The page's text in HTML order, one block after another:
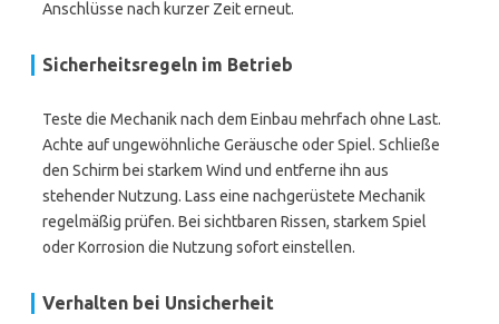
Anschlüsse nach kurzer Zeit erneut.
Sicherheitsregeln im Betrieb
Teste die Mechanik nach dem Einbau mehrfach ohne Last.
Achte auf ungewöhnliche Geräusche oder Spiel. Schließe
den Schirm bei starkem Wind und entferne ihn aus
stehender Nutzung. Lass eine nachgerüstete Mechanik
regelmäßig prüfen. Bei sichtbaren Rissen, starkem Spiel
oder Korrosion die Nutzung sofort einstellen.
Verhalten bei Unsicherheit